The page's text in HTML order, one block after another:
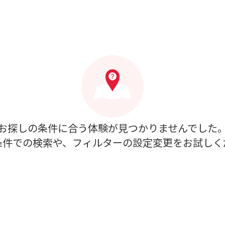
探しの条件に合う体験が見つかりませんでした。
での検索や、フィルターの設定変更をお試しく